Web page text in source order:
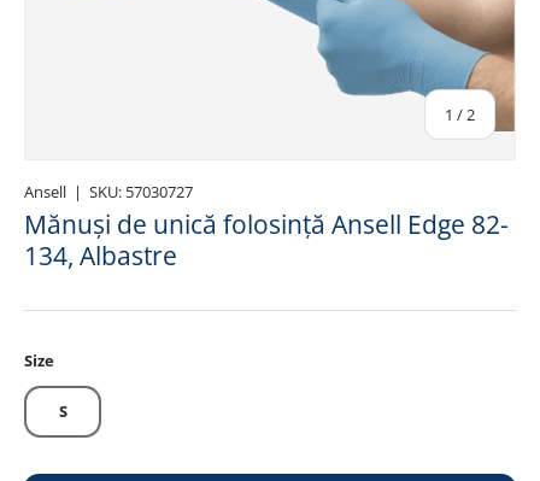
1 / din
2
Ansell | SKU: 57030727
Mănuși de unică folosință Ansell Edge 82-
134, Albastre
Size
S